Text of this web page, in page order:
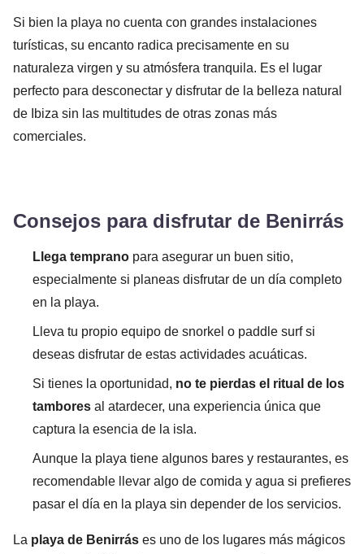
Si bien la playa no cuenta con grandes instalaciones
turísticas, su encanto radica precisamente en su
naturaleza virgen y su atmósfera tranquila. Es el lugar
perfecto para desconectar y disfrutar de la belleza natural
de Ibiza sin las multitudes de otras zonas más
comerciales.
Consejos para disfrutar de Benirrás
Llega temprano para asegurar un buen sitio,
especialmente si planeas disfrutar de un día completo
en la playa.
Lleva tu propio equipo de snorkel o paddle surf si
deseas disfrutar de estas actividades acuáticas.
Si tienes la oportunidad, no te pierdas el ritual de los
tambores al atardecer, una experiencia única que
captura la esencia de la isla.
Aunque la playa tiene algunos bares y restaurantes, es
recomendable llevar algo de comida y agua si prefieres
pasar el día en la playa sin depender de los servicios.
La playa de Benirrás es uno de los lugares más mágicos